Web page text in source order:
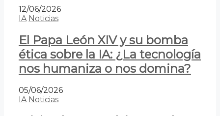
12/06/2026
IA Noticias
El Papa León XIV y su bomba
ética sobre la IA: ¿La tecnología
nos humaniza o nos domina?
05/06/2026
IA Noticias